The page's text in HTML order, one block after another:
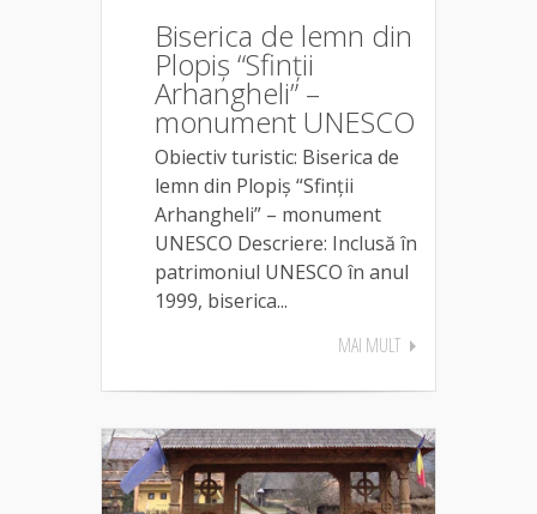
Biserica de lemn din
Plopiș “Sfinţii
Arhangheli” –
monument UNESCO
Obiectiv turistic: Biserica de
lemn din Plopiș “Sfinţii
Arhangheli” – monument
UNESCO Descriere: Inclusă în
patrimoniul UNESCO în anul
1999, biserica...
MAI MULT